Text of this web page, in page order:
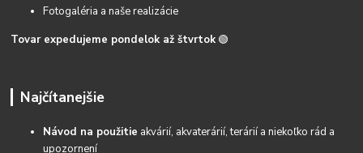
Fotogaléria a naše realizácie
Tovar expedujeme pondelok až štvrtok 🟢
Najčítanejšie
Návod na použitie akvárií, akvaterárií, terárií a niekoľko rád a
upozornení